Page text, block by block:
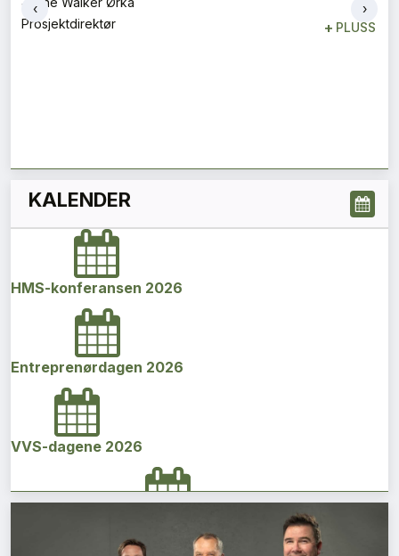
‹ ›
KALENDER
HMS-konferansen 2026
Entreprenørdagen 2026
VVS-dagene 2026
Norges bygg- og eiendomskonferanse 2026